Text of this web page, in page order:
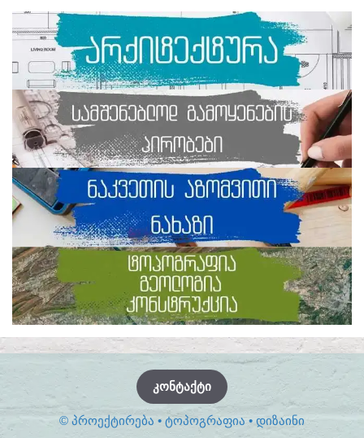
ᲙᲝᲜᲢᲐᲥᲢᲘ
© ᲞᲠᲝᲔᲥᲢᲘᲠᲔᲑᲐ • ᲢᲝᲞᲝᲒᲠᲐᲤᲘᲐ • ᲓᲘᲖᲐᲘᲜᲘ